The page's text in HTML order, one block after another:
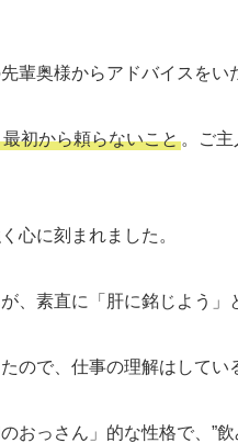
輩奥様からアドバイスをい
初から頼らないこと 。ご
心に刻まれました。
、素直に「肝に銘じよう」
ので、仕事の理解はしてい
おっさん」的な性格で、”